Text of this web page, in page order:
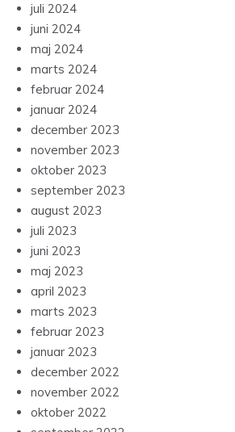
juli 2024
juni 2024
maj 2024
marts 2024
februar 2024
januar 2024
december 2023
november 2023
oktober 2023
september 2023
august 2023
juli 2023
juni 2023
maj 2023
april 2023
marts 2023
februar 2023
januar 2023
december 2022
november 2022
oktober 2022